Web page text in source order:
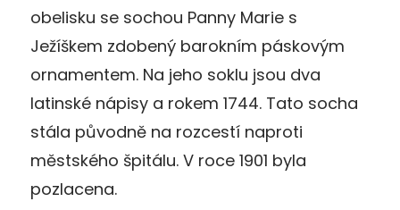
obelisku se sochou Panny Marie s
Ježíškem zdobený barokním páskovým
ornamentem. Na jeho soklu jsou dva
latinské nápisy a rokem 1744. Tato socha
stála původně na rozcestí naproti
městského špitálu. V roce 1901 byla
pozlacena.